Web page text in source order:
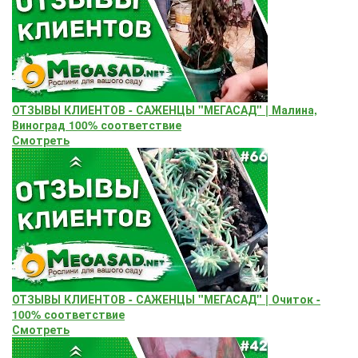
ОТЗЫВЫ КЛИЕНТОВ - САЖЕНЦЫ "МЕГАСАД" | Малина,
Виноград 100% соответствие
Смотреть
ОТЗЫВЫ КЛИЕНТОВ - САЖЕНЦЫ "МЕГАСАД" | Очиток -
100% соответствие
Смотреть